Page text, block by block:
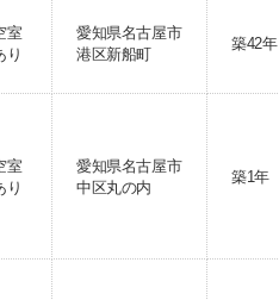
室
り
愛知県名古屋市
港区新船町
築42年
室
り
愛知県名古屋市
中区丸の内
築1年